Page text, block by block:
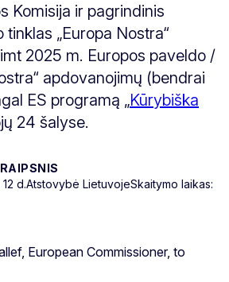
Komisija ir pagrindinis
„Europa Nostra“
2025 m. Europos paveldo /
apdovanojimų (bendrai
ES programą „Kūrybiška
24 šalyse.
d.Atstovybė LietuvojeSkaitymo laikas: